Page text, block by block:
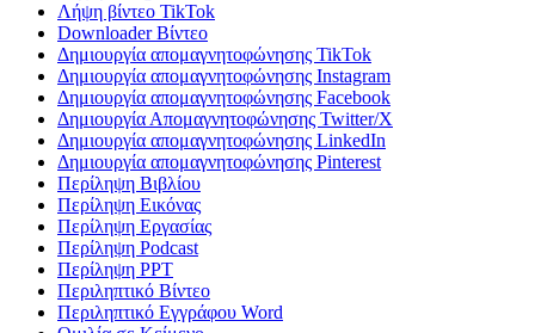
Λήψη βίντεο TikTok
Downloader Βίντεο
Δημιουργία απομαγνητοφώνησης TikTok
Δημιουργία απομαγνητοφώνησης Instagram
Δημιουργία απομαγνητοφώνησης Facebook
Δημιουργία Απομαγνητοφώνησης Twitter/X
Δημιουργία απομαγνητοφώνησης LinkedIn
Δημιουργία απομαγνητοφώνησης Pinterest
Περίληψη Βιβλίου
Περίληψη Εικόνας
Περίληψη Εργασίας
Περίληψη Podcast
Περίληψη PPT
Περιληπτικό Βίντεο
Περιληπτικό Εγγράφου Word